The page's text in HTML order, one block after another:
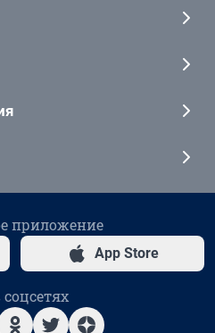
приложение
App Store